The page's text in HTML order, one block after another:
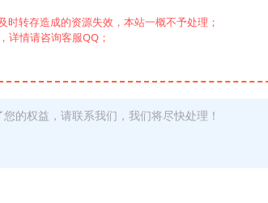
转存造成的资源失效，本站一概不予处理；
详情请咨询客服QQ；
的权益，请联系我们，我们将尽快处理！